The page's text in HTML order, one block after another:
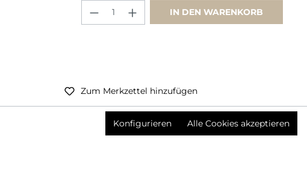
IN DEN WARENKORB
Zum Merkzettel hinzufügen
Produktnummer:3671849003
Konfigurieren Alle Cookies akzeptieren